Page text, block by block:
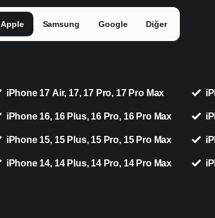
Apple Samsung Google Diğer
iPhone 17 Air, 17, 17 Pro, 17 Pro Max
iPhone 16, 16 Plus, 16 Pro, 16 Pro Max
iPhone 15, 15 Plus, 15 Pro, 15 Pro Max
iPhone 14, 14 Plus, 14 Pro, 14 Pro Max